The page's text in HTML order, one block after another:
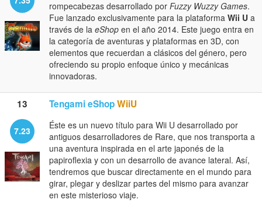
rompecabezas desarrollado por Fuzzy Wuzzy Games.
Fue lanzado exclusivamente para la plataforma Wii U a
través de la eShop en el año 2014. Este juego entra en
la categoría de aventuras y plataformas en 3D, con
elementos que recuerdan a clásicos del género, pero
ofreciendo su propio enfoque único y mecánicas
innovadoras.
13 Tengami eShopWiiU
7.23
Éste es un nuevo título para Wii U desarrollado por
antiguos desarrolladores de Rare, que nos transporta a
una aventura inspirada en el arte japonés de la
papiroflexia y con un desarrollo de avance lateral. Así,
tendremos que buscar directamente en el mundo para
girar, plegar y deslizar partes del mismo para avanzar
en este misterioso viaje.